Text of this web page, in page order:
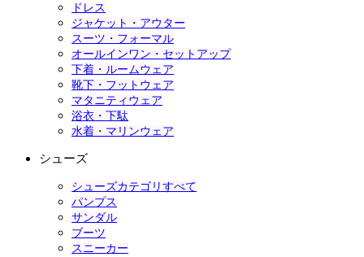
ドレス
ジャケット・アウター
スーツ・フォーマル
オールインワン・セットアップ
下着・ルームウェア
靴下・フットウェア
マタニティウェア
浴衣・下駄
水着・マリンウェア
シューズ
シューズカテゴリすべて
パンプス
サンダル
ブーツ
スニーカー